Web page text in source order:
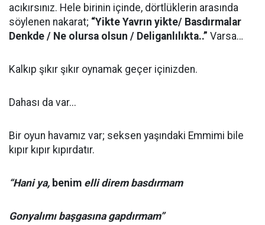
acıkırsınız. Hele birinin içinde, dörtlüklerin arasında
söylenen nakarat; “Yikte Yavrın yikte/ Basdırmalar
Denkde / Ne olursa olsun / Deliganlılıkta..” Varsa…
Kalkıp şıkır şıkır oynamak geçer içinizden.
Dahası da var...
Bir oyun havamız var; seksen yaşındaki Emmimi bile
kıpır kıpır kıpırdatır.
“Hani ya, benim elli direm basdırmam
Gonyalımı başgasına gapdırmam”